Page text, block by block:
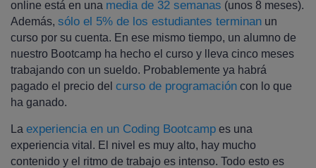
online está en una media de 32 semanas (unos 8 meses).
Además, sólo el 5% de los estudiantes terminan un
curso por su cuenta. En ese mismo tiempo, un alumno de
nuestro Bootcamp ha hecho el curso y lleva cinco meses
trabajando con un sueldo. Probablemente ya habrá
pagado el precio del curso de programación con lo que
ha ganado.
La experiencia en un Coding Bootcamp es una
experiencia vital. El nivel es muy alto, hay mucho
contenido y el ritmo de trabajo es intenso. Todo esto es